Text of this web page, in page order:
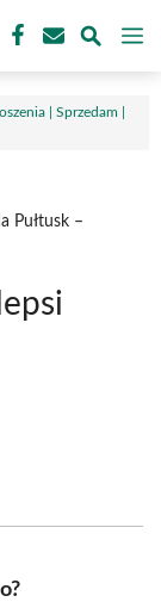
| Sprzedam |
Pułtusk –